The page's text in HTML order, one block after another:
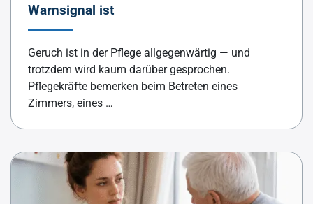
Warnsignal ist
Geruch ist in der Pflege allgegenwärtig — und
trotzdem wird kaum darüber gesprochen.
Pflegekräfte bemerken beim Betreten eines
Zimmers, eines …